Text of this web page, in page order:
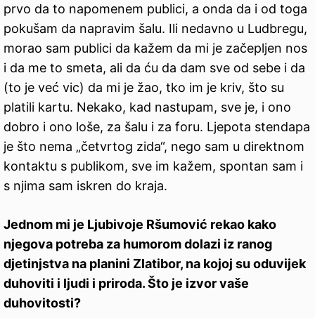
prvo da to napomenem publici, a onda da i od toga
pokušam da napravim šalu. Ili nedavno u Ludbregu,
morao sam publici da kažem da mi je začepljen nos
i da me to smeta, ali da ću da dam sve od sebe i da
(to je već vic) da mi je žao, tko im je kriv, što su
platili kartu. Nekako, kad nastupam, sve je, i ono
dobro i ono loše, za šalu i za foru. Ljepota stendapa
je što nema „četvrtog zida“, nego sam u direktnom
kontaktu s publikom, sve im kažem, spontan sam i
s njima sam iskren do kraja.
Jednom mi je Ljubivoje Ršumović rekao kako
njegova potreba za humorom dolazi iz ranog
djetinjstva na planini Zlatibor, na kojoj su oduvijek
duhoviti i ljudi i priroda. Što je izvor vaše
duhovitosti?